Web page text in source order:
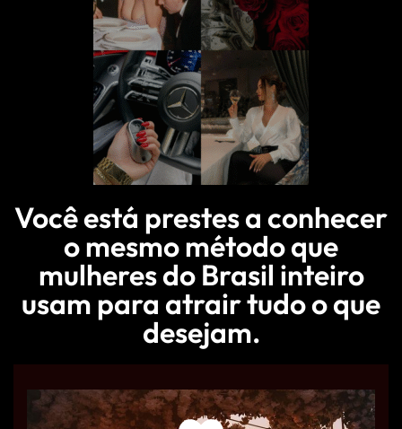
Você está prestes a conhecer
o mesmo método que
mulheres do Brasil inteiro
usam para atrair tudo o que
desejam.